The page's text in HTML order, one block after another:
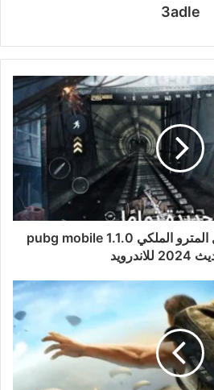
3adle
تحميل لعبه ببجي موبايل المترو الملكي‏ pubg mobile 1.1.0